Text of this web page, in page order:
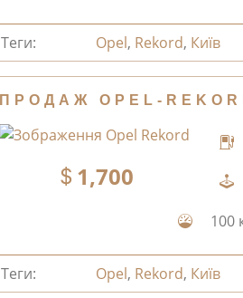
Теги: Opel, Rekord, Київ
ПРОДАЖ OPEL-
1,700
100
Теги: Opel, Rekord, Київ